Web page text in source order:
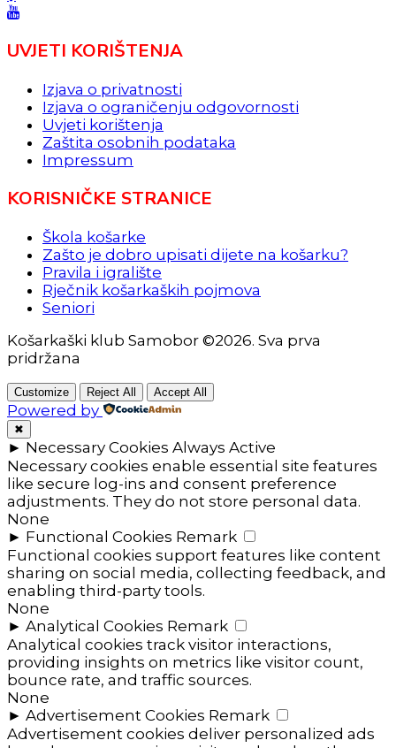
UVJETI KORIŠTENJA
Izjava o privatnosti
Izjava o ograničenju odgovornosti
Uvjeti korištenja
Zaštita osobnih podataka
Impressum
KORISNIČKE STRANICE
Škola košarke
Zašto je dobro upisati dijete na košarku?
Pravila i igralište
Rječnik košarkaških pojmova
Seniori
Košarkaški klub Samobor ©2026. Sva prva
pridržana
Customize Reject All Accept All
Powered by
✖
► Necessary Cookies Always Active
Necessary cookies enable essential site features
like secure log-ins and consent preference
adjustments. They do not store personal data.
None
► Functional Cookies Remark
Functional cookies support features like content
sharing on social media, collecting feedback, and
enabling third-party tools.
None
► Analytical Cookies Remark
Analytical cookies track visitor interactions,
providing insights on metrics like visitor count,
bounce rate, and traffic sources.
None
► Advertisement Cookies Remark
Advertisement cookies deliver personalized ads